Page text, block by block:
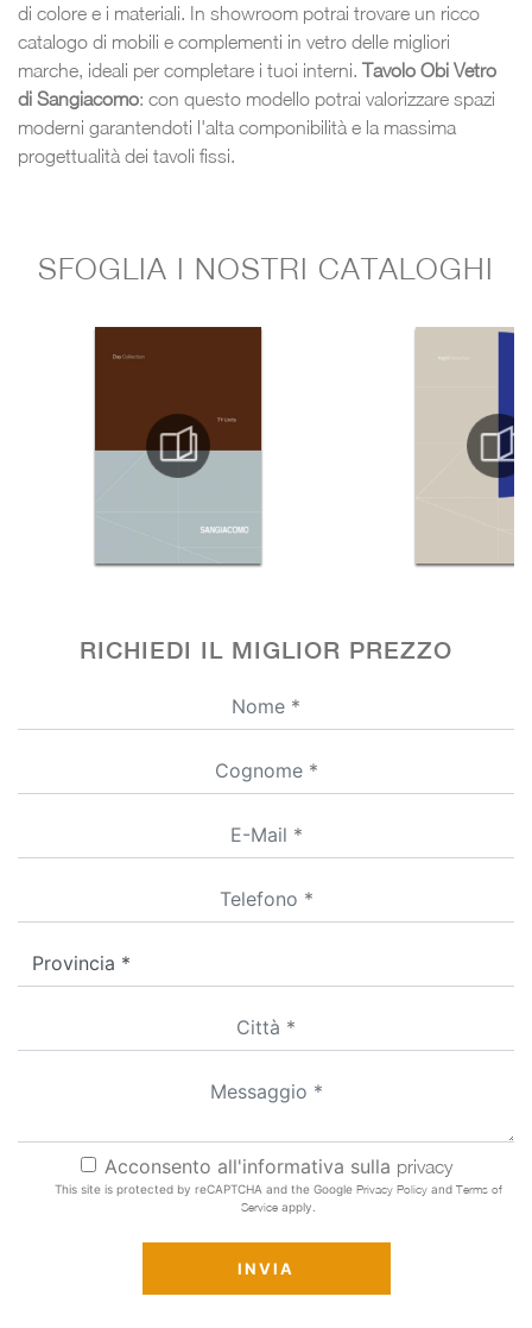
di colore e i materiali. In showroom potrai trovare un ricco
catalogo di mobili e complementi in vetro delle migliori
marche, ideali per completare i tuoi interni. Tavolo Obi Vetro
di Sangiacomo: con questo modello potrai valorizzare spazi
moderni garantendoti l'alta componibilità e la massima
progettualità dei tavoli fissi.
SFOGLIA I NOSTRI CATALOGHI
RICHIEDI IL MIGLIOR PREZZO
Acconsento all'informativa sulla privacy
This site is protected by reCAPTCHA and the Google Privacy Policyand Terms of
Serviceapply.
INVIA